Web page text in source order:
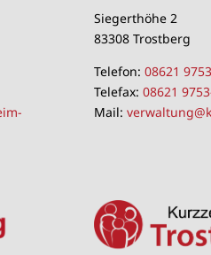
Siegerthöhe 2
83308 Trostberg
Telefon: 08621
Telefax: 08621
Mail: